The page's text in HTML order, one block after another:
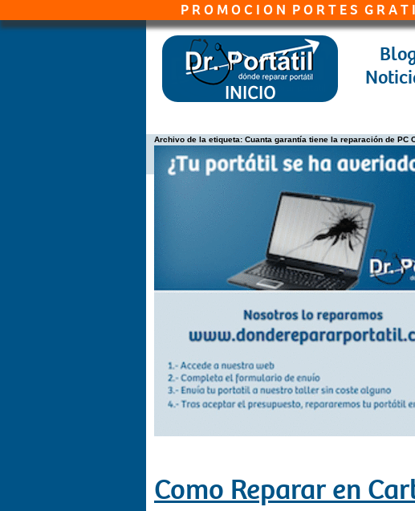
P R O M O C I O N P O R T E S G R A T I S* Y P
Archivo de la etiqueta: Cuanta garantía tiene la reparación de PC
Como Reparar en